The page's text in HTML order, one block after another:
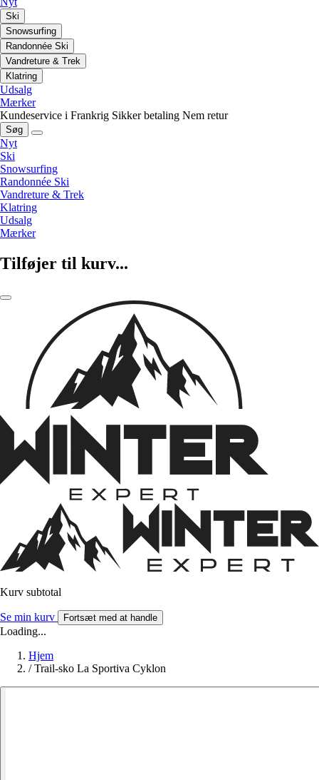
Ski
Snowsurfing
Randonnée Ski
Vandreture & Trek
Klatring
Udsalg
Mærker
Kundeservice i Frankrig Sikker betaling Nem retur
Søg
Nyt
Ski
Snowsurfing
Randonnée Ski
Vandreture & Trek
Klatring
Udsalg
Mærker
Tilføjer til kurv...
Kurv subtotal
Se min kurv Fortsæt med at handle
Loading...
Hjem
/ Trail-sko La Sportiva Cyklon